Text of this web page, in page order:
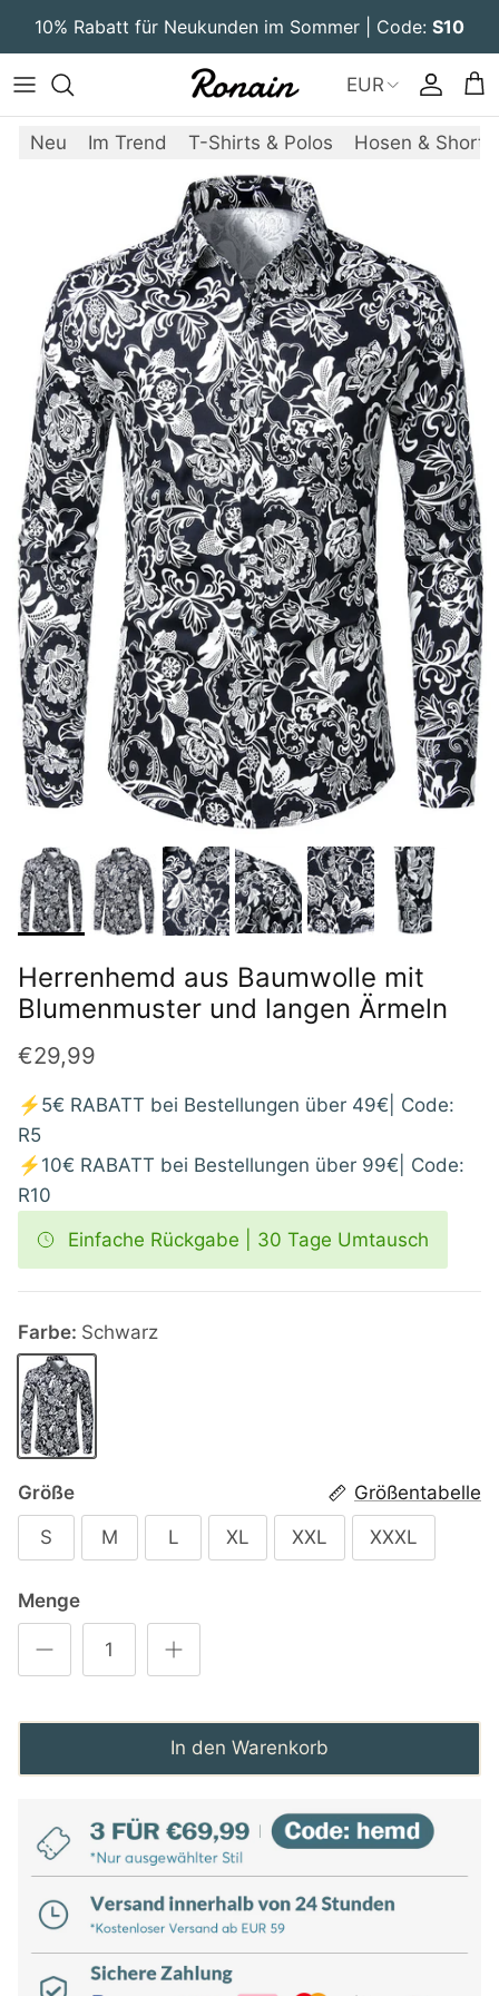
Direkt zum Inhalt
10% Rabatt für Neukunden im Sommer | Code: S10
EUR Konto
Neu Im Trend T-Shirts & Polos Hosen & Shorts
Herrenhemd aus Baumwolle mit
Blumenmuster und langen Ärmeln
€29,99
⚡5€ RABATT bei Bestellungen über 49€| Code:
R5
⚡10€ RABATT bei Bestellungen über 99€| Code:
R10
Einfache Rückgabe | 30 Tage Umtausch
Farbe: Schwarz
Größe
Größentabelle
S
M L XL XXL XXXL
Menge
In den Warenkorb